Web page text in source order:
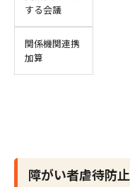
する会議
関係機関連携
加算
障がい者虐待防